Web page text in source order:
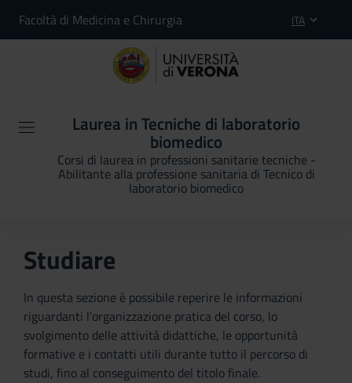
Facoltà di Medicina e Chirurgia ITA
Laurea in Tecniche di laboratorio
biomedico
Corsi di laurea in professioni sanitarie tecniche -
Abilitante alla professione sanitaria di Tecnico di
laboratorio biomedico
Studiare
In questa sezione è possibile reperire le informazioni
riguardanti l'organizzazione pratica del corso, lo
svolgimento delle attività didattiche, le opportunità
formative e i contatti utili durante tutto il percorso di
studi, fino al conseguimento del titolo finale.